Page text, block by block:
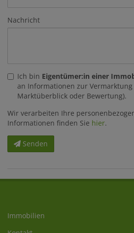
Nachricht
Ich bin Eigentümer:in einer
an Informationen zur Vermarktung
Marktüberblick oder Bewertung).
Wir verarbeiten Ihre
Informationen finden Sie hier.
Senden
Immobilien